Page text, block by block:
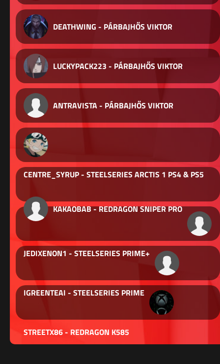
DEATHWING - PÁRBAJHŐS VIKTOR
LUCKYPACK223 - PÁRBAJHŐS VIKTOR
ANTRAVISTA - PÁRBAJHŐS VIKTOR
CENTRE_SYRUP - STEELSERIES ARCTIS 1 PS4 & PS5
KAKAOBAB - REDRAGON SNIPER PRO
JEDIXENON1 - STEELSERIES PRIME+
IGREENTEAI - STEELSERIES PRIME
STREETX86 - REDRAGON K585